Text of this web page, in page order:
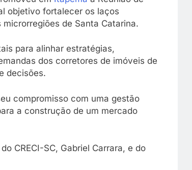
objetivo fortalecer os laços
de Santa Catarina.
para alinhar estratégias,
dos corretores de imóveis de
decisões.
compromisso com uma gestão
a construção de um mercado
CRECI-SC, Gabriel Carrara, e do